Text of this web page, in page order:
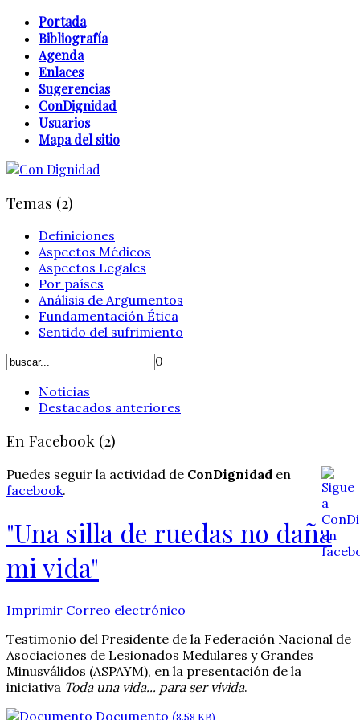
Portada
Bibliografía
Agenda
Enlaces
Sugerencias
ConDignidad
Usuarios
Mapa del sitio
Temas (2)
Definiciones
Aspectos Médicos
Aspectos Legales
Por países
Análisis de Argumentos
Fundamentación Ética
Sentido del sufrimiento
0
Noticias
Destacados anteriores
En Facebook (2)
Puedes seguir la actividad de ConDignidad en
facebook.
"Una silla de ruedas no daña
mi vida"
Imprimir Correo electrónico
Testimonio del Presidente de la Federación Nacional de
Asociaciones de Lesionados Medulares y Grandes
Minusválidos (ASPAYM), en la presentación de la
iniciativa Toda una vida... para ser vivida.
Documento (8.58 KB)